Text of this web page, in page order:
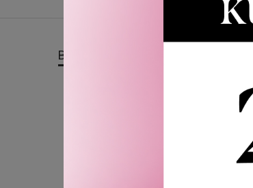
BESKRIVELSE
Valentino Born in Roma Hair and
mistkolleksjonen, som gir deg et nytt
gir assosiasjoner til sødmen fra en